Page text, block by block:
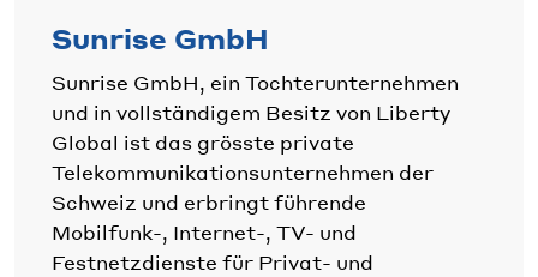
Sunrise GmbH
Sunrise GmbH, ein Tochterunternehmen
und in vollständigem Besitz von Liberty
Global ist das grösste private
Telekommunikationsunternehmen der
Schweiz und erbringt führende
Mobilfunk-, Internet-, TV- und
Festnetzdienste für Privat- und